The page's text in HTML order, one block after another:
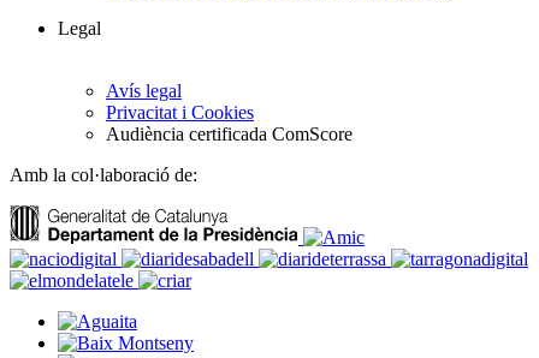
Legal
Avís legal
Privacitat i Cookies
Audiència certificada ComScore
Amb la col·laboració de: